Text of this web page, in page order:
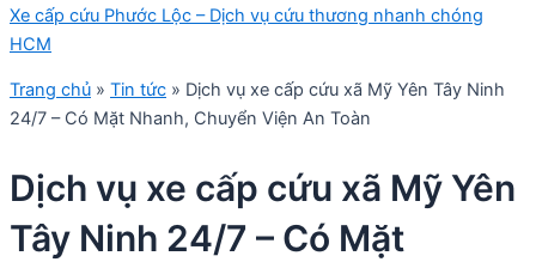
Xe cấp cứu Phước Lộc – Dịch vụ cứu thương nhanh chóng
HCM
Trang chủ » Tin tức » Dịch vụ xe cấp cứu xã Mỹ Yên Tây Ninh
24/7 – Có Mặt Nhanh, Chuyển Viện An Toàn
Dịch vụ xe cấp cứu xã Mỹ Yên
Tây Ninh 24/7 – Có Mặt